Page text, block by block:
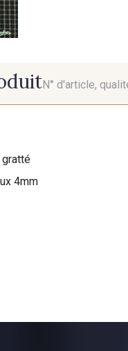
N° d'article,
gratté
4mm